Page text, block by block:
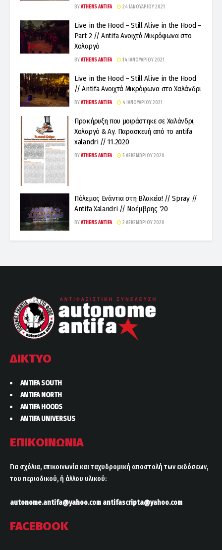
BYATHENS ANTIFA 24 ΙΑΝΟΥΑΡΊΟΥ 2021
Live in the Hood – Still Alive in the Hood –
Part 2 // Antifa Ανοιχτά Μικρόφωνα στο
Χολαργό
BYATHENS ANTIFA 14 ΙΑΝΟΥΑΡΊΟΥ 2021
Live in the Hood – Still Alive in the Hood
// Antifa Ανοιχτά Μικρόφωνα στο Χαλάνδρι
BYATHENS ANTIFA 4 ΙΑΝΟΥΑΡΊΟΥ 2021
Προκήρυξη που μοιράστηκε σε Χαλάνδρι,
Χολαργό & Αγ. Παρασκευή από το antifa
xalandri // 11.2020
BYATHENS ANTIFA 5 ΔΕΚΕΜΒΡΊΟΥ 2020
Πόλεμος Ενάντια στη Βλακεία! // Spray //
Antifa Xalandri // Νοέμβρης ‘20
BYATHENS ANTIFA 2 ΔΕΚΕΜΒΡΊΟΥ 2020
ΔΙΚΤΥΟ
ANTIFA SOUTH
ANTIFA NORTH
ANTIFA HOODS
ANTIFA UNIVERSUS
ΕΠΙΚΟΙΝΩΝΙΑ
Για σχόλια, επικοινωνία και ταχυδρομική αποστολή των εκδόσεων,
του περιοδικού, ή άλλου υλικού:
autonome.antifa@yahoo.com antifascripta@yahoo.com
FACEBOOK